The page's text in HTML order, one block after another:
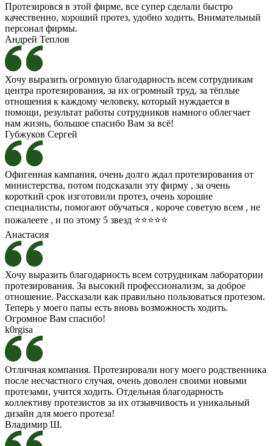
Протезировся в этой фирме, все супер сделали быстро
качественно, хороший протез, удобно ходить. Внимательный
персонал фирмы.
Андрей Теплов
Хочу выразить огромную благодарность всем сотрудникам
центра протезирования, за их огромный труд, за тёплые
отношения к каждому человеку, который нуждается в
помощи, результат работы сотрудников намного облегчает
нам жизнь, большое спасибо Вам за всё!
Губжуков Сергей
Офигенная кампания, очень долго ждал протезирования от
министерства, потом подсказали эту фирму , за очень
короткий срок изготовили протез, очень хорошие
специалисты, помогают обучаться , короче советую всем , не
пожалеете , и по этому 5 звезд ⭐️⭐️⭐️⭐️⭐️
Анастасия
Хочу выразить благодарность всем сотрудникам лаборатории
протезирования. За высокий профессионализм, за доброе
отношение. Рассказали как правильно пользоваться протезом.
Теперь у моего папы есть вновь возможность ходить.
Огромное Вам спасибо!
k0rgisa
Отличная компания. Протезировали ногу моего родственника
после несчастного случая, очень доволен своими новыми
протезами, учится ходить. Отдельная благодарность
коллективу протезистов за их отзывчивость и уникальный
дизайн для моего протеза!
Владимир Ш.